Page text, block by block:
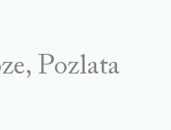
Pozlata